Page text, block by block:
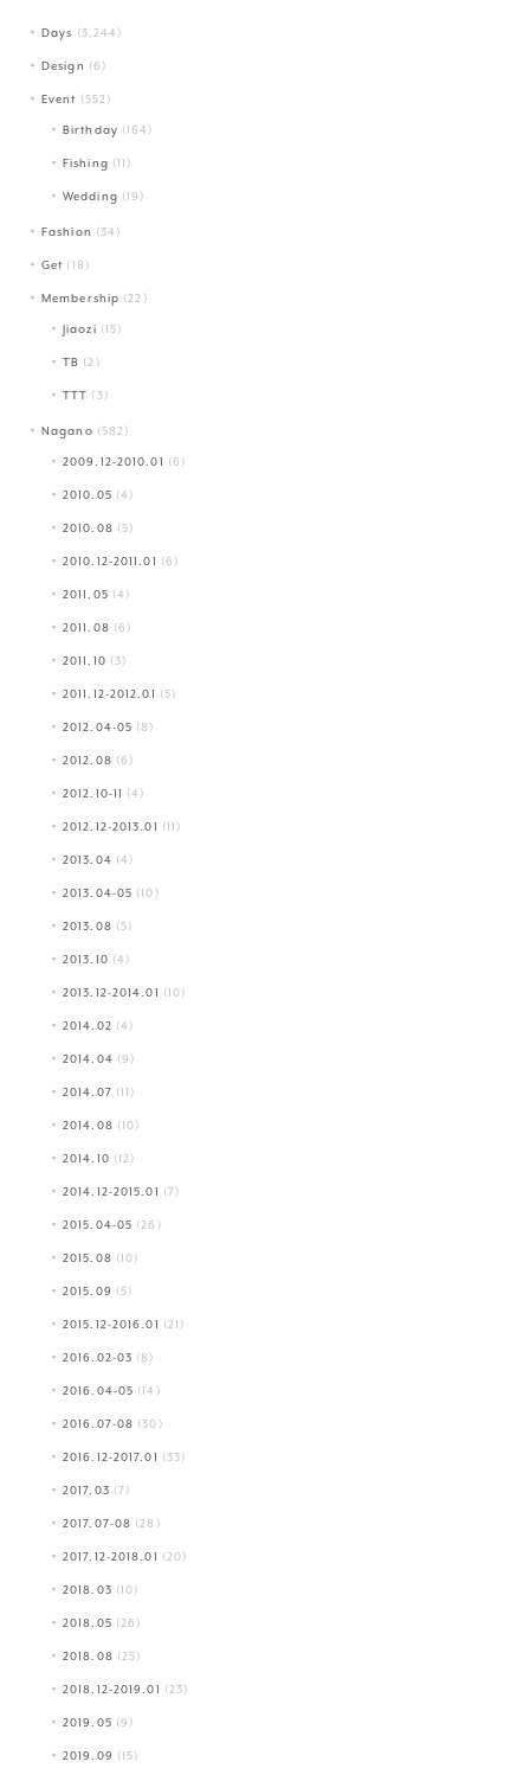
Days (3,244)
Design (6)
Event (552)
Birthday (164)
Fishing (11)
Wedding (19)
Fashion (34)
Get (18)
Membership (22)
Jiaozi (15)
TB (2)
TTT (3)
Nagano (582)
2009.12-2010.01 (6)
2010.05 (4)
2010.08 (5)
2010.12-2011.01 (6)
2011.05 (4)
2011.08 (6)
2011.10 (3)
2011.12-2012.01 (5)
2012.04-05 (8)
2012.08 (6)
2012.10-11 (4)
2012.12-2013.01 (11)
2013.04 (4)
2013.04-05 (10)
2013.08 (5)
2013.10 (4)
2013.12-2014.01 (10)
2014.02 (4)
2014.04 (9)
2014.07 (11)
2014.08 (10)
2014.10 (12)
2014.12-2015.01 (7)
2015.04-05 (26)
2015.08 (10)
2015.09 (5)
2015.12-2016.01 (21)
2016.02-03 (8)
2016.04-05 (14)
2016.07-08 (30)
2016.12-2017.01 (33)
2017.03 (7)
2017.07-08 (28)
2017.12-2018.01 (20)
2018.03 (10)
2018.05 (26)
2018.08 (25)
2018.12-2019.01 (23)
2019.05 (9)
2019.09 (15)